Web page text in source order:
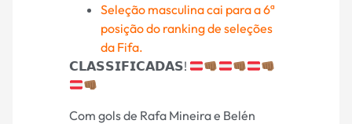
Seleção masculina cai para a 6ª
posição do ranking de seleções
da Fifa.
𝗖𝗟𝗔𝗦𝗦𝗜𝗙𝗜𝗖𝗔𝗗𝗔𝗦!
Com gols de Rafa Mineira e Belén